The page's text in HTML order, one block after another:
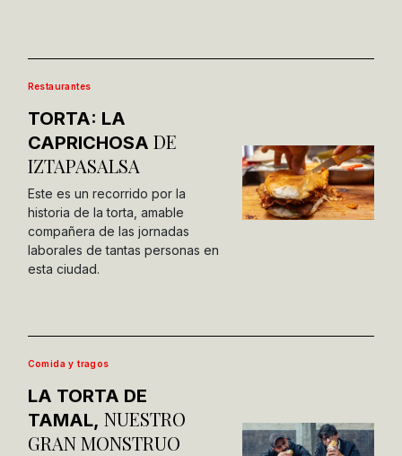
Restaurantes
TORTA: LA
CAPRICHOSA DE
IZTAPASALSA
Este es un recorrido por la
historia de la torta, amable
compañera de las jornadas
laborales de tantas personas en
esta ciudad.
Comida y tragos
LA TORTA DE
TAMAL, NUESTRO
GRAN MONSTRUO